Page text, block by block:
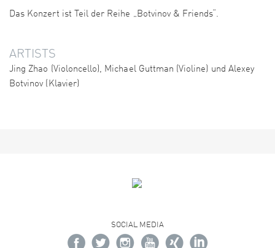
Das Konzert ist Teil der Reihe „Botvinov & Friends“.
ARTISTS
Jing Zhao (Violoncello), Michael Guttman (Violine) und Alexey
Botvinov (Klavier)
SOCIAL MEDIA